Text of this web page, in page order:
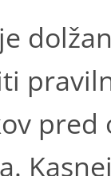
dolžan
pred